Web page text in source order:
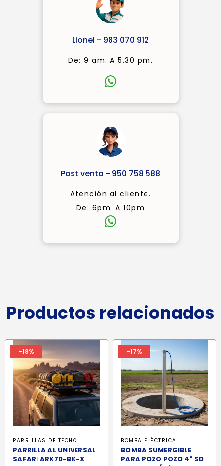
Lionel - 983 070 912
De: 9 am. A 5.30 pm.
Post venta - 950 758 588
Atención al cliente.
De: 6pm. A 10pm
Productos relacionados
-18%
PARRILLAS DE TECHO
PARRILLA AL UNIVERSAL
SAFARI ARK70-BK-X
-17%
BOMBA ELÉCTRICA
BOMBA SUMERGIBLE
PARA POZO POZO 4" SD